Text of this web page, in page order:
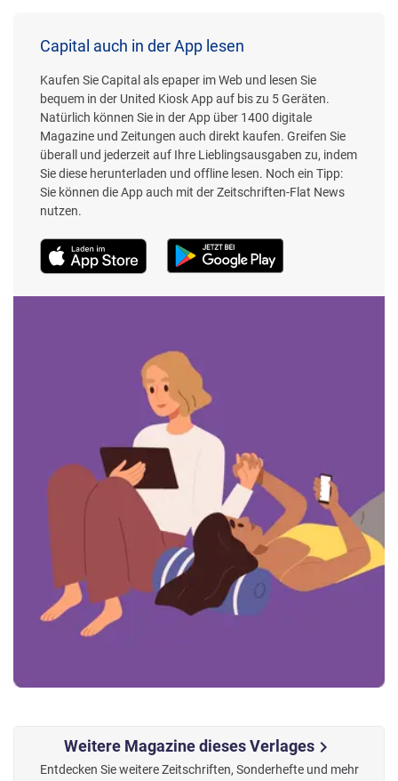
Capital auch in der App lesen
Kaufen Sie Capital als epaper im Web und lesen Sie
bequem in der United Kiosk App auf bis zu 5 Geräten.
Natürlich können Sie in der App über 1400 digitale
Magazine und Zeitungen auch direkt kaufen. Greifen Sie
überall und jederzeit auf Ihre Lieblingsausgaben zu, indem
Sie diese herunterladen und offline lesen. Noch ein Tipp:
Sie können die App auch mit der Zeitschriften-Flat News
nutzen.
Weitere Magazine dieses Verlageschevron_right
Entdecken Sie weitere Zeitschriften, Sonderhefte und mehr